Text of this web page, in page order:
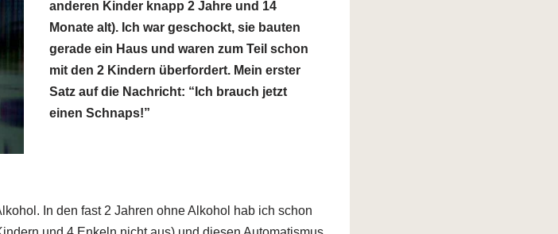
anderen Kinder knapp 2 Jahre und 14
Monate alt). Ich war geschockt, sie bauten
gerade ein Haus und waren zum Teil schon
mit den 2 Kindern überfordert. Mein erster
Satz auf die Nachricht: “Ich brauch jetzt
einen Schnaps!”
In den fast 2 Jahren ohne Alkohol hab ich schon